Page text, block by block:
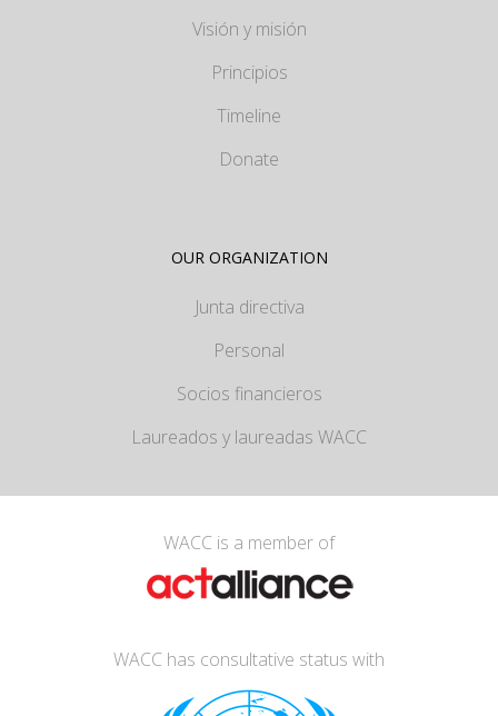
Visión y misión
Principios
Timeline
Donate
OUR ORGANIZATION
Junta directiva
Personal
Socios financieros
Laureados y laureadas WACC
WACC is a member of
WACC has consultative status with